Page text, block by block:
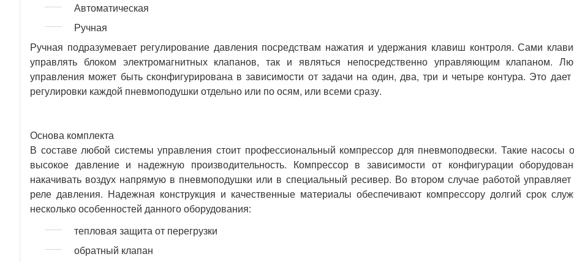
Автоматическая
Ручная
Ручная подразумевает регулирование давления посредствам нажатия и удержания клавиш контроля. Сами
управлять блоком электромагнитных клапанов, так и являться непосредственно управляющим клапаном.
управления может быть сконфигурирована в зависимости от задачи на один, два, три и четыре контура. Это
регулировки каждой пневмоподушки отдельно или по осям, или всеми сразу.
Основа комплекта
В составе любой системы управления стоит профессиональный компрессор для пневмоподвески. Такие насосы
высокое давление и надежную производительность. Компрессор в зависимости от конфигурации
накачивать воздух напрямую в пневмоподушки или в специальный ресивер. Во втором случае работой управляет
реле давления. Надежная конструкция и качественные материалы обеспечивают компрессору долгий срок
несколько особенностей данного оборудования:
тепловая защита от перегрузки
обратный клапан